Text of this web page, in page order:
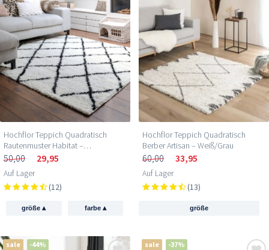
Hochflor Teppich Quadratisch
Rautenmuster Habitat –
Weiß/Schwarz
50,00 29,95
Auf Lager
(12)
größe▴ farbe ▴
Hochflor Teppich Quadratisch
Berber Artisan – Weiß/Grau
60,00 33,95
Auf Lager
(13)
größe
sale -44% sale -37%